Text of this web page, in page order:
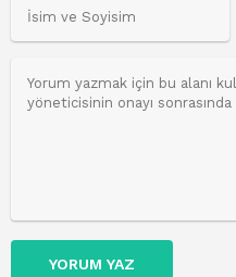
YORUM YAZ